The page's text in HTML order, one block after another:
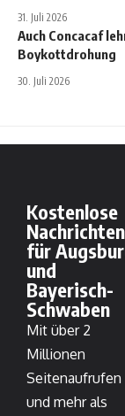
31. Juli 2026
Auch Concacaf
Boykottdrohung
30. Juli 2026
Kostenlose
Nachrichten
für
und
Bayerisch-
Schwaben
Mit über 2
Millionen
Seitenaufrufen
und mehr als